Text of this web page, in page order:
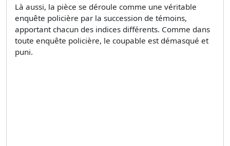
Là aussi, la pièce se déroule comme une véritable
enquête policière par la succession de témoins,
apportant chacun des indices différents. Comme dans
toute enquête policière, le coupable est démasqué et
puni.